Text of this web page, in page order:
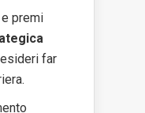
premi
far